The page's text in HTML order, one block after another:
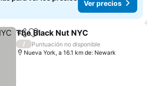
Ver precios
Compartir
Añadir a favoritos
The Black Nut NYC
/
Puntuación no disponible
Nueva York, a 16.1 km de: Newark